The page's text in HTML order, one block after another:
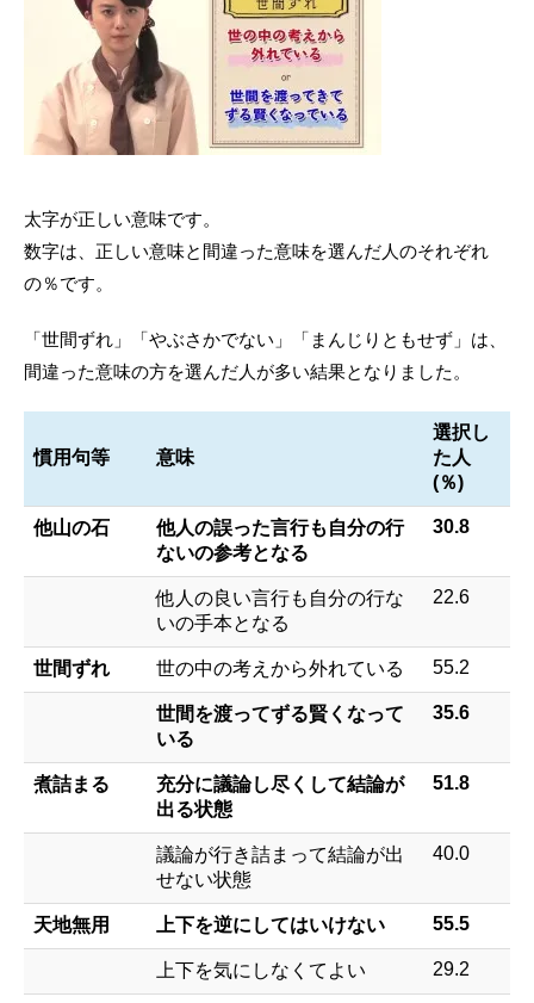
太字が正しい意味です。
数字は、正しい意味と間違った意味を選んだ人のそれぞれ
の％です。
「世間ずれ」「やぶさかでない」「まんじりともせず」は、
間違った意味の方を選んだ人が多い結果となりました。
慣用句等 意味
選択し
た人
(％)
他山の石
他人の誤った言行も自分の行
ないの参考となる
30.8
他人の良い言行も自分の行な
いの手本となる
22.6
世間ずれ 世の中の考えから外れている 55.2
世間を渡ってずる賢くなって
いる
35.6
煮詰まる
充分に議論し尽くして結論が
出る状態
51.8
議論が行き詰まって結論が出
せない状態
40.0
天地無用 上下を逆にしてはいけない 55.5
上下を気にしなくてよい 29.2